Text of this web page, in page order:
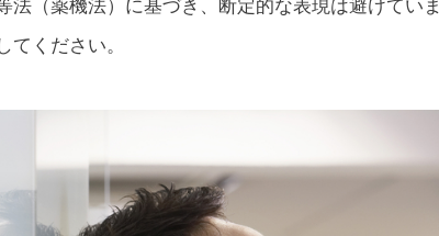
（薬機法）に基づき、断定的な表現は避けていま
ください。